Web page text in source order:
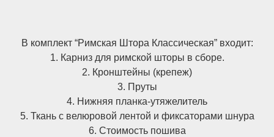
кількість
В комплект “Римская Штора Классическая” входит:
1. Карниз для римской шторы в сборе.
2. Кронштейны (крепеж)
3. Пруты
4. Нижняя планка-утяжелитель
5. Ткань с велюровой лентой и фиксаторами шнура
6. Стоимость пошива